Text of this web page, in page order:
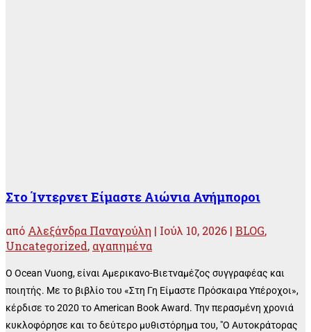
Στο Ίντερνετ Είμαστε Αιώνια Ανήμποροι
από Αλεξάνδρα Παναγούλη | Ιούλ 10, 2026 | BLOG,
Uncategorized, αγαπημένα
O Ocean Vuong, είναι Αμερικανο-Βιετναμέζος συγγραφέας και
ποιητής. Με το βιβλίο του «Στη Γη Είμαστε Πρόσκαιρα Υπέροχοι»,
κέρδισε το 2020 το American Book Award. Την περασμένη χρονιά
κυκλοφόρησε και το δεύτερο μυθιστόρημα του, "Ο Αυτοκράτορας